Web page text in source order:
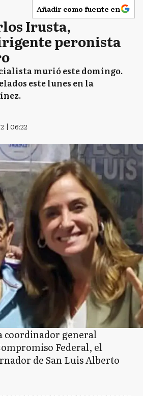
Añadir como fuente en
Irusta,
peronista
murió este domingo.
este lunes en la
| 06:22
coordinador general
Federal, el
de San Luis Alberto